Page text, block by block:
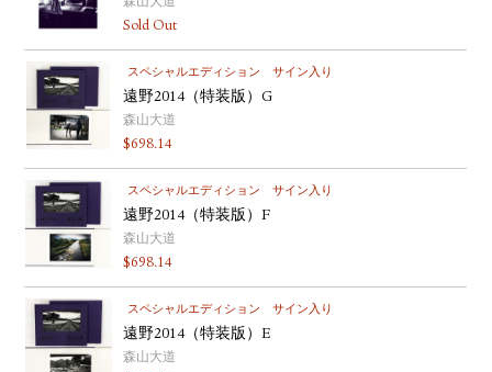
森山大道
Sold Out
スペシャルエディション サイン入り
遠野2014（特装版）G
森山大道
$698.14
スペシャルエディション サイン入り
遠野2014（特装版）F
森山大道
$698.14
スペシャルエディション サイン入り
遠野2014（特装版）E
森山大道